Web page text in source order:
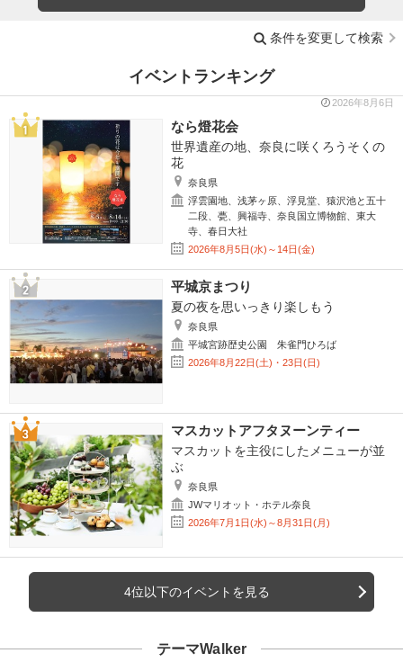
条件を変更して検索
イベントランキング
2026年8月6日
なら燈花会
世界遺産の地、奈良に咲くろうそくの
花
奈良県
浮雲園地、浅茅ヶ原、浮見堂、猿沢池と五十
二段、甍、興福寺、奈良国立博物館、東大
寺、春日大社
2026年8月5日(水)～14日(金)
平城京まつり
夏の夜を思いっきり楽しもう
奈良県
平城宮跡歴史公園 朱雀門ひろば
2026年8月22日(土)・23日(日)
マスカットアフタヌーンティー
マスカットを主役にしたメニューが並
ぶ
奈良県
JWマリオット・ホテル奈良
2026年7月1日(水)～8月31日(月)
4位以下のイベントを見る
テーマWalker